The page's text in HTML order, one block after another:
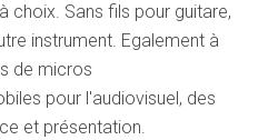
choix. Sans fils pour guitare,
instrument. Egalement à
de micros
pour l'audiovisuel, des
et présentation.